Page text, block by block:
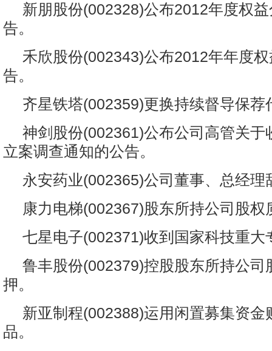
新朋股份(002328)公布2012年度权
告。
禾欣股份(002343)公布2012年年度
告。
齐星铁塔(002359)更换持续督导保荐
神剑股份(002361)公布公司高管关于
立案调查通知的公告。
永安药业(002365)公司董事、总经理
康力电梯(002367)股东所持公司股权
七星电子(002371)收到国家科技重大
鲁丰股份(002379)控股股东所持公司
押。
新亚制程(002388)运用闲置募集资金
品。